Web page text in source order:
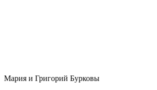
Мария и Григорий Бурковы